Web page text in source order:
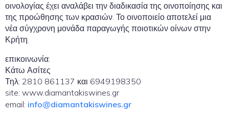
οινολογίας έχει αναλάβει την διαδικασία της οινοποίησης και
της προώθησης των κρασιών. Το οινοποιείο αποτελεί μια
νέα σύγχρονη μονάδα παραγωγής ποιοτικών οίνων στην
Κρήτη.
επικοινωνία:
Κάτω Ασίτες
Τηλ: 2810 861137 και 6949198350
site: www.diamantakiswines.gr
email: info@diamantakiswines.gr